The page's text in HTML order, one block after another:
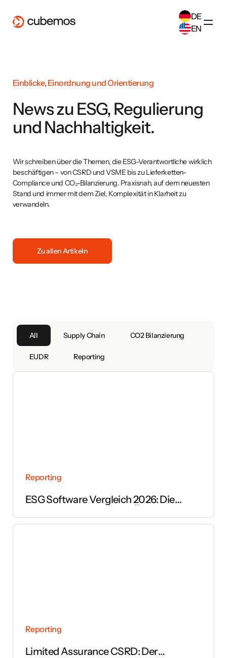
DE
EN
English(EN
Einblicke, Einordnung und Orientierung
News zu ESG, Regulierung
und Nachhaltigkeit.
Wir schreiben über die Themen, die ESG-Verantwortliche wirklich
beschäftigen – von CSRD und VSME bis zu Lieferketten-
Compliance und CO₂-Bilanzierung. Praxisnah, auf dem neuesten
Stand und immer mit dem Ziel, Komplexität in Klarheit zu
verwandeln.
Zu allen Artikeln
All Supply Chain CO2 Bilanzierung
EUDR Reporting
Reporting
ESG Software Vergleich 2026: Die
Reporting
Limited Assurance CSRD: Der